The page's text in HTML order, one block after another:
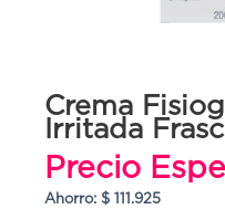
Crema
Irritada
Precio
Ahorro: $ 111.925